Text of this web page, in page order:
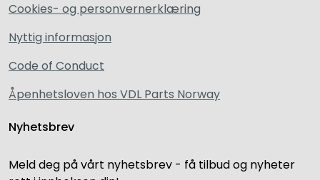
Cookies- og personvernerklæring
Nyttig informasjon
Code of Conduct
Åpenhetsloven hos VDL Parts Norway
Nyhetsbrev
Meld deg på vårt nyhetsbrev - få tilbud og nyheter